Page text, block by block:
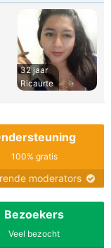
32 jaar
Ricaurte
100% gratis
moderators
Bezoekers
Veel bezocht